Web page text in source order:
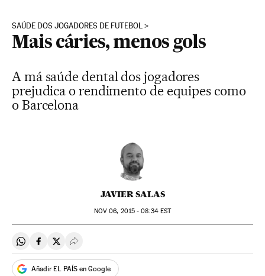
SAÚDE DOS JOGADORES DE FUTEBOL
Mais cáries, menos gols
A má saúde dental dos jogadores
prejudica o rendimento de equipes como
o Barcelona
JAVIER SALAS
NOV 06, 2015 - 08:34EST
Compartir en Whatsapp
Compartir en Facebook
Compartir en Twitter
Desplegar Redes Sociales
Añadir EL PAÍS en Google